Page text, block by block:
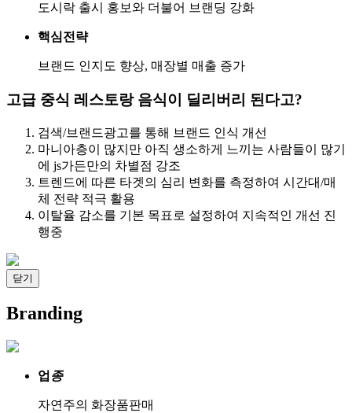
도시락 출시 홍보와 더불어 브랜딩 강화
핵심전략
브랜드 인지도 향상, 매장별 매출 증가
고급 중식 레스토랑 음식이 딜리버리 된다고?
검색/브랜드광고를 통해 브랜드 인식 개선
마니아층이 많지만 아직 생소하게 느끼는 사람들이 많기
에 js가든만의 차별점 강조
트렌드에 따른 타겟의 심리 변화를 측정하여 시간대/매
체 전략 적극 활용
이탈율 감소를 기본 목표로 설정하여 지속적인 개선 진
행중
닫기
Branding
업 종
자연주의 화장품판매